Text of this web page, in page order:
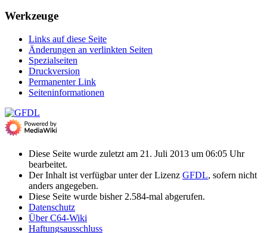
Werkzeuge
Links auf diese Seite
Änderungen an verlinkten Seiten
Spezialseiten
Druckversion
Permanenter Link
Seiten­­informationen
Diese Seite wurde zuletzt am 21. Juli 2013 um 06:05 Uhr
bearbeitet.
Der Inhalt ist verfügbar unter der Lizenz GFDL, sofern nicht
anders angegeben.
Diese Seite wurde bisher 2.584-mal abgerufen.
Datenschutz
Über C64-Wiki
Haftungsausschluss